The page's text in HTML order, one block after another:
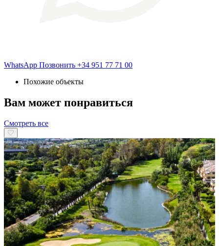
WhatsApp Позвонить +34 951 77 71 00
Похожие объекты
Вам может понравиться
Смотреть все